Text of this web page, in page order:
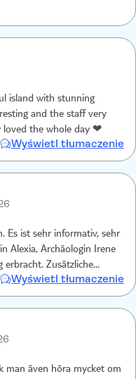
był zadowolony z
island with stunning
Absolutely loved the whole day ❤
Wyświetl tłumaczenie
Es ist sehr informativ, sehr
Alexia, Archäologin Irene
Zusätzliche
Wein, Oliven Öl und
vor Ort kaufen, aber die
Wyświetl tłumaczenie
man även höra mycket om